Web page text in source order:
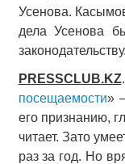
Усенова.
дела Усенова
законодательству.
PRESSCLUB.KZ
посещаемости»
его признанию,
читает. Зато
раз за год. Но